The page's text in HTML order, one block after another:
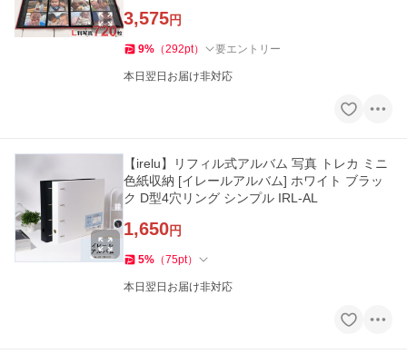
3,575円
9% （292pt） 要エントリー
本日翌日お届け非対応
【irelu】リフィル式アルバム 写真 トレカ ミニ
色紙収納 [イレールアルバム] ホワイト ブラッ
ク D型4穴リング シンプル IRL-AL
1,650円
5% （75pt）
本日翌日お届け非対応